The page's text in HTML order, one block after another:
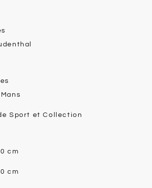
Sport et Collection
cm
cm